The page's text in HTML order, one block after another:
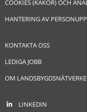
COOKIES (KAKOR) OCH
HANTERING AV
KONTAKTA OSS
LEDIGA JOBB
OM
LINKEDIN